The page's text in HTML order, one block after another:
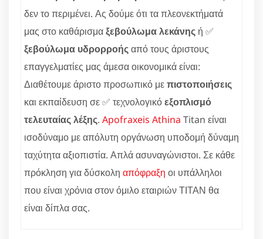
δεν το περιμένει. Ας δούμε ότι τα πλεονεκτήματά
μας στο καθάρισμαξεβούλωμα λεκάνης ή ✅
ξεβούλωμα υδρορροήςαπό τους άριστους
επαγγελματίες μας άμεσα οικονομικά είναι:
Διαθέτουμε άριστο προσωπικό μεπιστοποιήσεις
και εκπαίδευση σε ✅ τεχνολογικόεξοπλισμό
τελευταίας λέξης. Apofraxeis Athina Titan είναι
ισοδύναμο με απόλυτη οργάνωση υποδομή δύναμη
ταχύτητα αξιοπιστία. Απλά ασυναγώνιστοι. Σε κάθε
πρόκληση για δύσκολη απόφραξη οι υπάλληλοι
που είναι χρόνια στον όμιλο εταιριών ΤΙΤΑΝ θα
είναι δίπλα σας.